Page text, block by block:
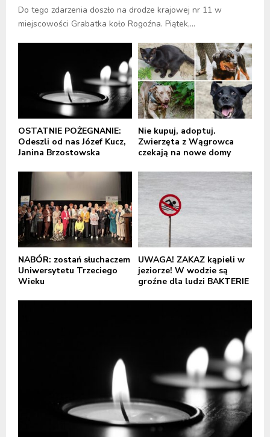
Do tego zdarzenia doszło na drodze krajowej nr 11 w
miejscowości Grabatka koło Rogoźna. Piątek,...
OSTATNIE POŻEGNANIE:
Odeszli od nas Józef Kucz,
Janina Brzostowska
Nie kupuj, adoptuj.
Zwierzęta z Wągrowca
czekają na nowe domy
NABÓR: zostań słuchaczem
Uniwersytetu Trzeciego
Wieku
UWAGA! ZAKAZ kąpieli w
jeziorze! W wodzie są
groźne dla ludzi BAKTERIE